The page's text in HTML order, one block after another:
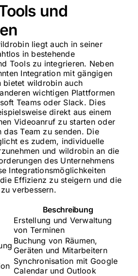
und
liegt auch in seiner
in bestehende
Tools zu integrieren. Neben
Integration mit gängigen
bietet wildrobin auch
wichtigen Plattformen
Teams oder Slack. Dies
direkt aus einem
Videoanruf zu starten oder
das Team zu senden. Die
es zudem, individuelle
und wildrobin an die
des Unternehmens
Integrationsmöglichkeiten
Effizienz zu steigern und die
verbessern.
Beschreibung
Erstellung und Verwaltung
von Terminen
Buchung von Räumen,
Geräten und Mitarbeitern
Synchronisation mit Google
Calendar und Outlook